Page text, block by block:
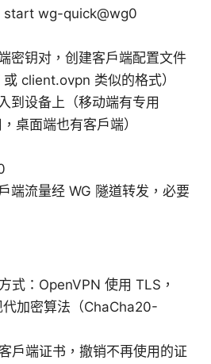
wg-quick@wg0
密钥对，创建客户端配置文件
client.ovpn 类似的格式）
到设备上（移动端有专用
桌面端也有客户端）
端流量经 WG 隧道转发，必要
式：OpenVPN 使用 TLS，
加密算法（ChaCha20-
户端证书，撤销不再使用的证